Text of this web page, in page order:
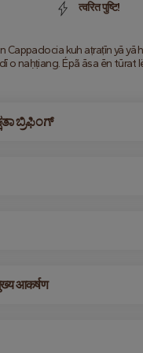
त्वरित पुष्टि!
Cappadocia kuh aṭraṭīn yā yā
o naḥṭiang. Épã āsa ēn tūrat
ಬ್ರಿಫಿಂಗ್
आकर्षण